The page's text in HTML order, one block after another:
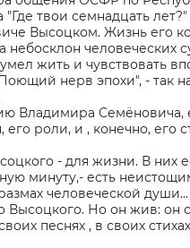
общения ОСФР по
твои семнадцать
Высоцком. Жизнь его
небосклон человеческих
жить и чувствовать
нерв эпохи", - так
Владимира Семёновича,
роли, и , конечно, его
- для жизни. В них
минуту,- есть
человеческой
Высоцкого. Но он жив: он
песнях , в своих